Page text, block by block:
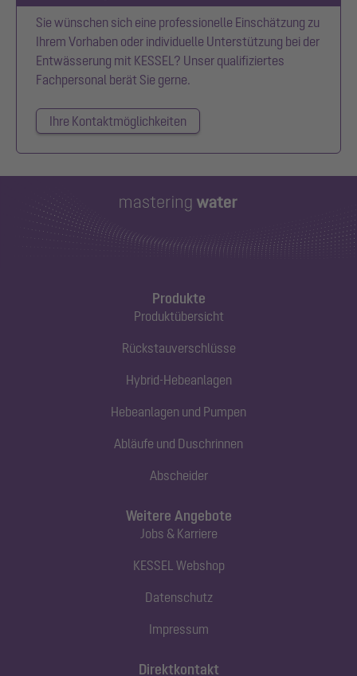
Sie wünschen sich eine professionelle Einschätzung zu
Ihrem Vorhaben oder individuelle Unterstützung bei der
Entwässerung mit KESSEL? Unser qualifiziertes
Fachpersonal berät Sie gerne.
Ihre Kontaktmöglichkeiten
Produkte
Produktübersicht
Rückstauverschlüsse
Hybrid-Hebeanlagen
Hebeanlagen und Pumpen
Abläufe und Duschrinnen
Abscheider
Direktkontakt
Weitere Angebote
Jobs & Karriere
KESSEL Webshop
Datenschutz
Impressum